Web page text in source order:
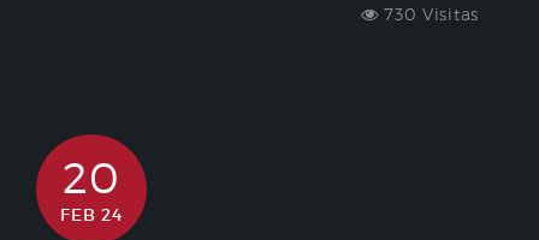
730 Visitas
20
FEB 24